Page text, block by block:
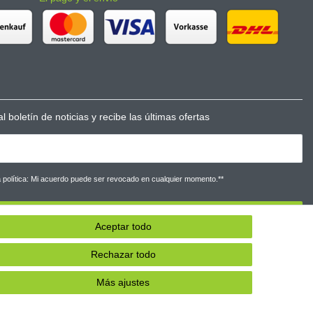
boletín de noticias y recibe las últimas ofertas
Mi acuerdo puede ser revocado en cualquier momento.**
el contrato aquí Contacto
Aceptar todo
Rechazar todo
Más ajustes